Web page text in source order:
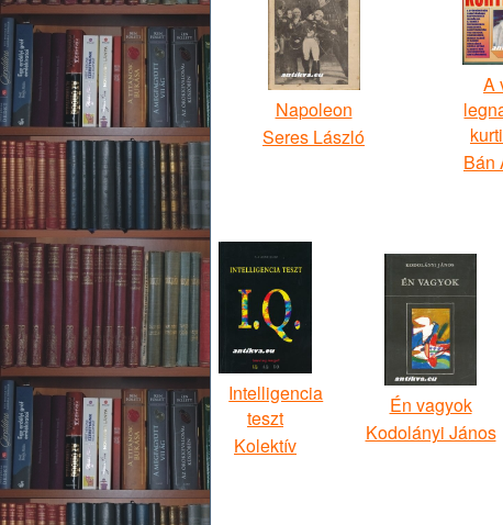
Napoleon
Seres László
A
Bán
Intelligencia
teszt
Kolektív
Én vagyok
Kodolányi János